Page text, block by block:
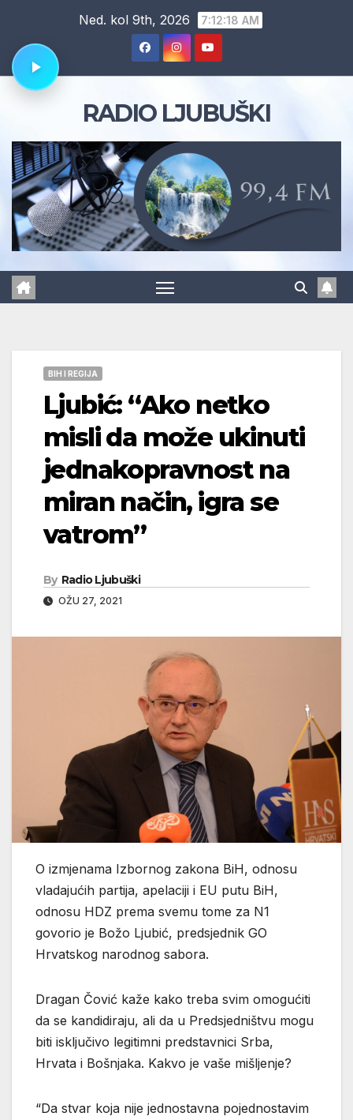
content
Ned. kol 9th, 2026 7:12:19 AM
RADIO LJUBUŠKI
BIH I REGIJA
Ljubić: “Ako netko
misli da može ukinuti
jednakopravnost na
miran način, igra se
vatrom”
By Radio Ljubuški
OŽU 27, 2021
O izmjenama Izbornog zakona BiH, odnosu
vladajućih partija, apelaciji i EU putu BiH,
odnosu HDZ prema svemu tome za N1
govorio je Božo Ljubić, predsjednik GO
Hrvatskog narodnog sabora.
Dragan Čović kaže kako treba svim omogućiti
da se kandidiraju, ali da u Predsjedništvu mogu
biti isključivo legitimni predstavnici Srba,
Hrvata i Bošnjaka. Kakvo je vaše mišljenje?
“Da stvar koja nije jednostavna pojednostavim